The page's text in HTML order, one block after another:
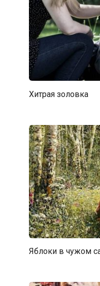
Хитрая золовка
Яблоки в чужом